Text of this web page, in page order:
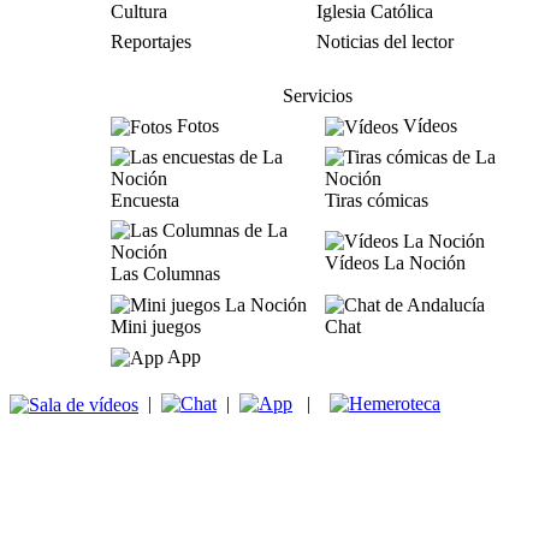
Cultura
Iglesia Católica
Reportajes
Noticias del lector
Servicios
Fotos
Vídeos
Encuesta Tiras cómicas
Las Columnas
Vídeos La Noción
Mini juegos
Chat
App
| | |